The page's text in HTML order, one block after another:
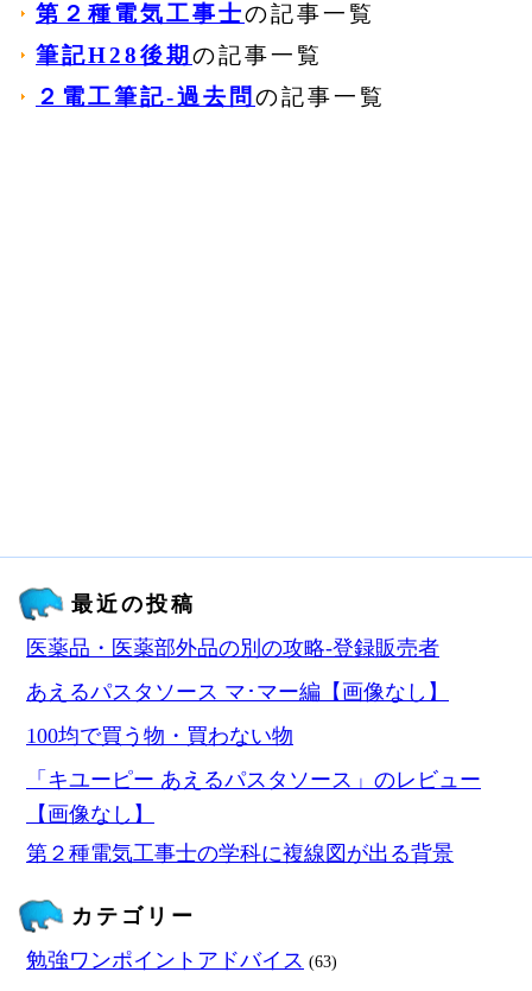
第２種電気工事士の記事一覧
筆記H28後期 の記事一覧
２電工筆記‐過去問 の記事一覧
最近の投稿
医薬品・医薬部外品の別の攻略‐登録販売者
あえるパスタソース マ･マー編【画像なし】
100均で買う物・買わない物
「キユーピー あえるパスタソース」のレビュー
【画像なし】
第２種電気工事士の学科に複線図が出る背景
カテゴリー
勉強ワンポイントアドバイス (63)